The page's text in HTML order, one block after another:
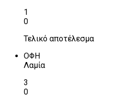
1
0
Τελικό αποτέλεσμα
ΟΦΗ
Λαμία
3
0